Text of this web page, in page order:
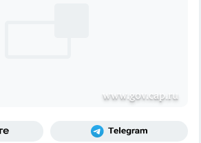
www.gov.cap.ru